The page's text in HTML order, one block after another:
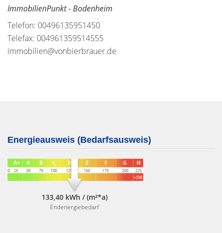
ImmobilienPunkt - Bodenheim
Telefon: 00496135951450
Telefax: 004961359514555
immobilien@vonbierbrauer.de
Energieausweis (Bedarfsausweis)
133,40 kWh / (m²*a)
Endenergiebedarf